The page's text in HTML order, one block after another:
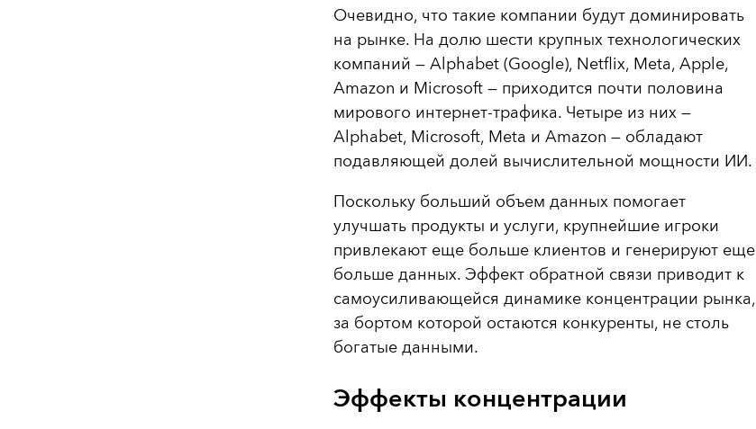
Очевидно, что такие компании будут доминировать
на рынке. На долю шести крупных технологических
компаний — Alphabet (Google), Netflix, Meta, Apple,
Amazon и Microsoft — приходится почти половина
мирового интернет-трафика. Четыре из них —
Alphabet, Microsoft, Meta и Amazon — обладают
подавляющей долей вычислительной мощности ИИ.
Поскольку больший объем данных помогает
улучшать продукты и услуги, крупнейшие игроки
привлекают еще больше клиентов и генерируют еще
больше данных. Эффект обратной связи приводит к
самоусиливающейся динамике концентрации рынка,
за бортом которой остаются конкуренты, не столь
богатые данными.
Эффекты концентрации